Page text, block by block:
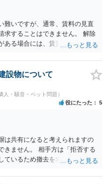
難いですが、通常、賃料の見直
求することはできません。 解除
ある場合には、賃貸借契約を解
上、賃料の見直し（増額）や買
ょう。 反対に、明け渡しを求め
直し（増額）や買取りの交渉も
ずれにしても、（強制的な）明
ば、現況や契約書等の確認が不
弁護士にご相談された方がよい
設物について
人・騒音・ペット問題）
役にたった 5
は共有になると考えられますの
きません。 相手方は「拒否する
ているため撤去を求める手続き
なく塀の撤去を求めることは法